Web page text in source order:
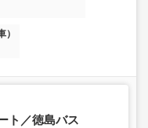
ト／徳島バス